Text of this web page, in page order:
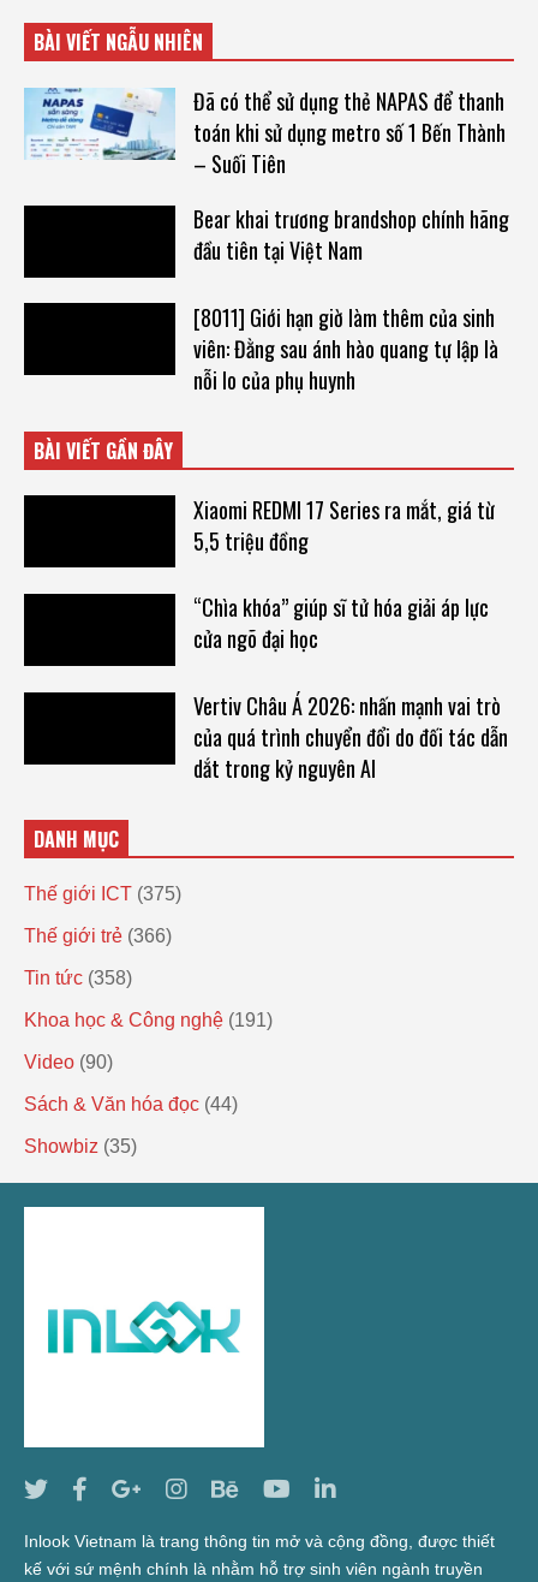
BÀI VIẾT NGẪU NHIÊN
Đã có thể sử dụng thẻ NAPAS để thanh
toán khi sử dụng metro số 1 Bến Thành
– Suối Tiên
Bear khai trương brandshop chính hãng
đầu tiên tại Việt Nam
[8011] Giới hạn giờ làm thêm của sinh
viên: Đằng sau ánh hào quang tự lập là
nỗi lo của phụ huynh
BÀI VIẾT GẦN ĐÂY
Xiaomi REDMI 17 Series ra mắt, giá từ
5,5 triệu đồng
“Chìa khóa” giúp sĩ tử hóa giải áp lực
cửa ngõ đại học
Vertiv Châu Á 2026: nhấn mạnh vai trò
của quá trình chuyển đổi do đối tác dẫn
dắt trong kỷ nguyên AI
DANH MỤC
Thế giới ICT (375)
Thế giới trẻ (366)
Tin tức (358)
Khoa học & Công nghệ (191)
Video (90)
Sách & Văn hóa đọc (44)
Showbiz (35)
Inlook Vietnam là trang thông tin mở và cộng đồng, được thiết
kế với sứ mệnh chính là nhằm hỗ trợ sinh viên ngành truyền